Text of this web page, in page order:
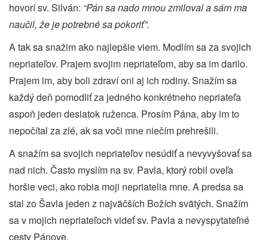
hovorí sv. Silván: “Pán sa nado mnou zmiloval a sám ma
naučil, že je potrebné sa pokoriť”.
A tak sa snažim ako najlepšie viem. Modlím sa za svojich
nepriateľov. Prajem svojim nepriateľom, aby sa im darilo.
Prajem im, aby boli zdraví oni aj ich rodiny. Snažím sa
každý deň pomodliť za jedného konkrétneho nepriateľa
aspoň jeden desiatok ruženca. Prosím Pána, aby im to
nepočítal za zlé, ak sa voči mne niečím prehrešili.
A snažím sa svojich nepriateľov nesúdiť a nevyvyšovať sa
nad nich. Často myslím na sv. Pavla, ktorý robil oveľa
horšie veci, ako robia moji nepriatelia mne. A predsa sa
stal zo Šavla jeden z najväčších Božích svätých. Snažím
sa v mojich nepriateľoch videť sv. Pavla a nevyspytateľné
cesty Pánove.